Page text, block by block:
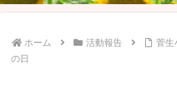
ホーム 活動報告
菅生
の日